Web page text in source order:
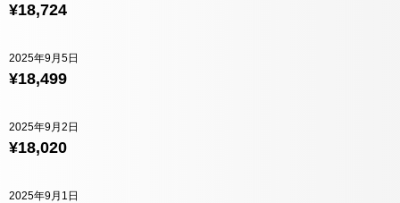
¥18,724
¥18,499
2025年9月5日
¥18,020
2025年9月2日
2025年9月1日